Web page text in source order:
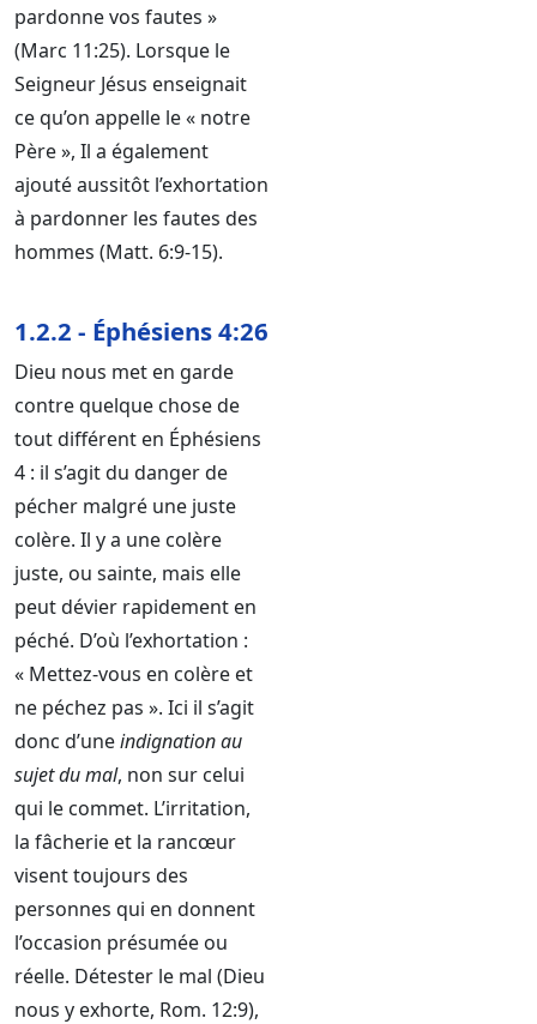
pardonne vos fautes »
(Marc 11:25). Lorsque le
Seigneur Jésus enseignait
ce qu’on appelle le « notre
Père », Il a également
ajouté aussitôt l’exhortation
à pardonner les fautes des
hommes (Matt. 6:9-15).
1.2.2 - Éphésiens 4:26
Dieu nous met en garde
contre quelque chose de
tout différent en Éphésiens
4 : il s’agit du danger de
pécher malgré une juste
colère. Il y a une colère
juste, ou sainte, mais elle
peut dévier rapidement en
péché. D’où l’exhortation :
« Mettez-vous en colère et
ne péchez pas ». Ici il s’agit
donc d’uneindignation au
sujet du mal, non sur celui
qui le commet. L’irritation,
la fâcherie et la rancœur
visent toujours des
personnes qui en donnent
l’occasion présumée ou
réelle. Détester le mal (Dieu
nous y exhorte, Rom. 12:9),